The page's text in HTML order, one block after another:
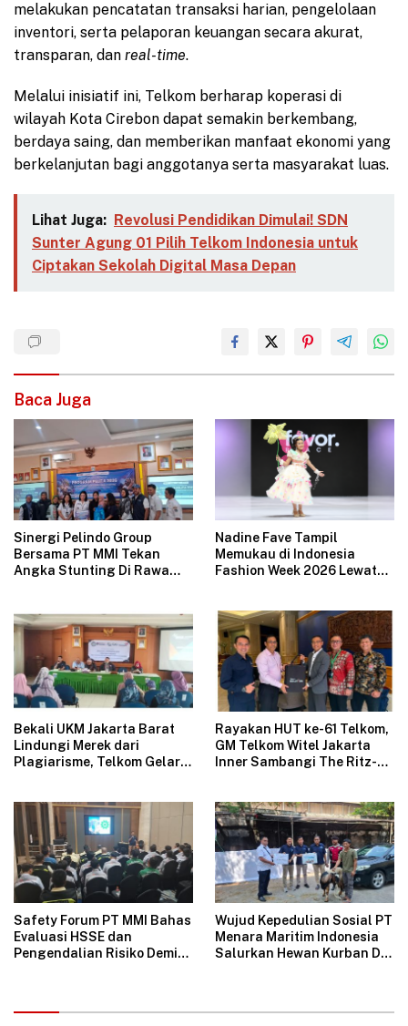
melakukan pencatatan transaksi harian, pengelolaan
inventori, serta pelaporan keuangan secara akurat,
transparan, dan real-time.
Melalui inisiatif ini, Telkom berharap koperasi di
wilayah Kota Cirebon dapat semakin berkembang,
berdaya saing, dan memberikan manfaat ekonomi yang
berkelanjutan bagi anggotanya serta masyarakat luas.
Lihat Juga: Revolusi Pendidikan Dimulai! SDN
Sunter Agung 01 Pilih Telkom Indonesia untuk
Ciptakan Sekolah Digital Masa Depan
Baca Juga
Sinergi Pelindo Group
Bersama PT MMI Tekan
Angka Stunting Di Rawa
Nadine Fave Tampil
Memukau di Indonesia
Fashion Week 2026 Lewat
Bekali UKM Jakarta Barat
Lindungi Merek dari
Plagiarisme, Telkom Gelar
Rayakan HUT ke-61 Telkom,
GM Telkom Witel Jakarta
Inner Sambangi The Ritz-
Industri Hospitality
Safety Forum PT MMI Bahas
Evaluasi HSSE dan
Pengendalian Risiko Demi
Wujud Kepedulian Sosial PT
Menara Maritim Indonesia
Salurkan Hewan Kurban Di